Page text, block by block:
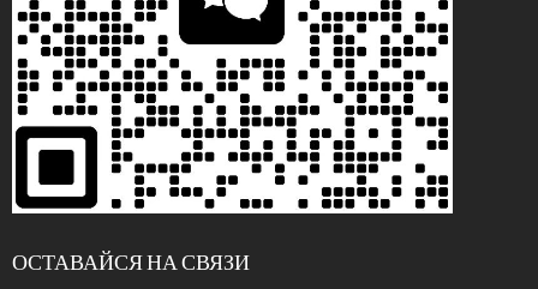
ОСТАВАЙСЯ НА СВЯЗИ